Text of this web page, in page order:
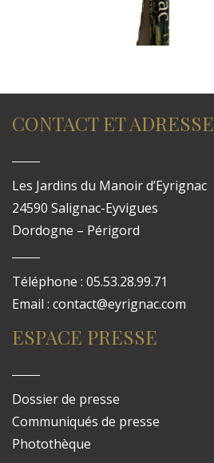
CONTACT ET ADRESSE
Les Jardins du Manoir d’Eyrignac
24590 Salignac-Eyvigues
Dordogne – Périgord
Téléphone : 05.53.28.99.71
Email : contact@eyrignac.com
ESPACE PRESSE
Dossier de presse
Communiqués de presse
Photothèque